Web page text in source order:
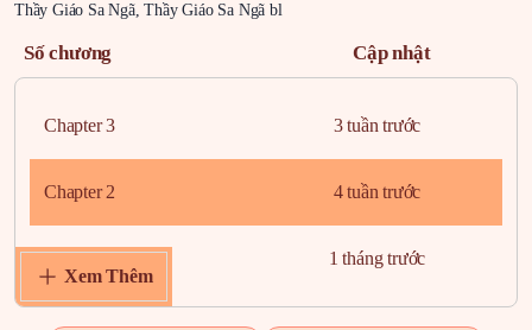
Thầy Giáo Sa Ngã, Thầy Giáo Sa Ngã bl
Số chương Cập nhật
Chapter 3 3 tuần trước
Chapter 2 4 tuần trước
Chapter 1
1 tháng trước
Xem Thêm